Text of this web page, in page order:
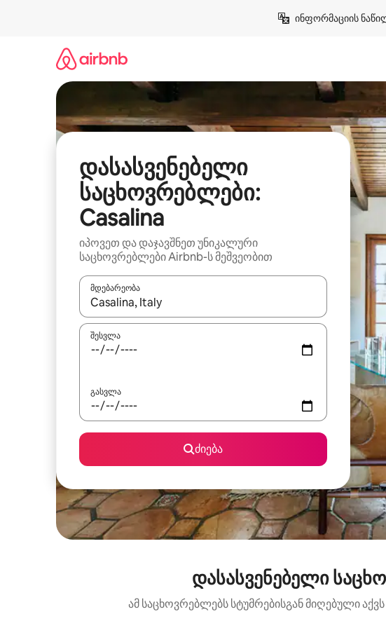
ინფორმაციის
დასასვენებელი
საცხოვრებლები:
Casalina
იპოვეთ და დაჯავშნეთ უნიკალური
საცხოვრებლები Airbnb-ს მეშვეობით
მდებარეობა
როცა შედეგები ხელმისაწვდომი გახდება, ნავიგაციისთვის
შესვლა
გასვლა
ძიება
დასასვენებელი
ამ საცხოვრებლებს სტუმრებისგან მიღებული